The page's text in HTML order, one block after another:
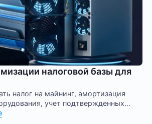
налоговой базы для
налог на майнинг, амортизация
учет подтвержденных
перенос убытков на будущие